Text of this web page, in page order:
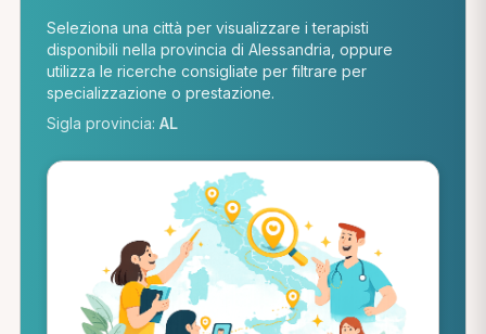
Seleziona una città per visualizzare i terapisti
disponibili nella provincia di Alessandria, oppure
utilizza le ricerche consigliate per filtrare per
specializzazione o prestazione.
Sigla provincia: AL